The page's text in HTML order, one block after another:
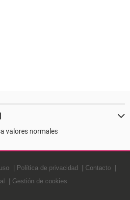
valores normales
Política de privacidad
Contacto
Gestión de cookies